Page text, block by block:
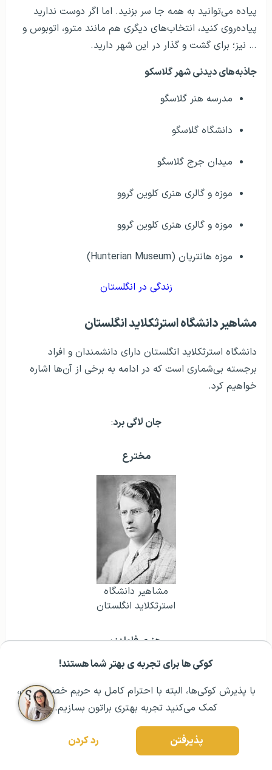
کوکی ها برای تجربه ی بهتر شما هستند!
با پذیرش کوکی‌ها، البته با احترام کامل به حریم خصوصیتون،
کمک می‌کنید تجربه بهتری براتون بسازیم.
پذیرفتن رد کردن
مشــاوره اولیه رایگان: ۰۲۱ ۴۳۰۰۰ ۰۲۱ رزرو مشاوره تخصصی
پیاده می‌توانید به همه جا سر بزنید. اما اگر دوست ندارید
پیاده‌روی کنید، انتخاب‌های دیگری هم مانند مترو، اتوبوس و
… نیز؛ برای گشت و گذار در این شهر دارید.
جاذبه‌های دیدنی شهر گلاسکو
مدرسه هنر گلاسگو
دانشگاه گلاسگو
میدان جرج گلاسگو
موزه و گالری هنری کلوین گروو
موزه و گالری هنری کلوین گروو
موزه هانتریان (Hunterian Museum)
زندگی در انگلستان
مشاهير دانشگاه استرثکلاید انگلستان
دانشگاه استرثکلاید انگلستان دارای دانشمندان و افراد
برجسته بی‌شماری است که در ادامه به برخی از آن‌ها اشاره
خواهیم کرد.
جان لاگی برد:
مخترع
مشاهير دانشگاه
استرثکلاید انگلستان
هنری فاولدز: